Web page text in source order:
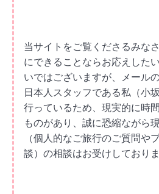
当サイトをご覧くださるみな
にできることならお応えした
いではございますが、メール
日本人スタッフである私（小
行っているため、現実的に時
ものがあり、誠に恐縮ながら
（個人的なご旅行のご質問や
談）の相談はお受けしておりま